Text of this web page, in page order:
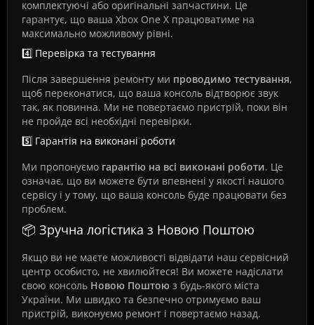
комплектуючі або оригінальні запчастини. Це
гарантує, що ваша Xbox One X працюватиме на
максимально можливому рівні.
4️⃣ Перевірка та тестування
Після завершення ремонту ми проводимо тестування,
щоб переконатися, що ваша консоль відтворює звук
так, як повинна. Ми не повертаємо пристрій, поки він
не пройде всі необхідні перевірки.
5️⃣ Гарантія на виконані роботи
Ми пропонуємо гарантію на всі виконані роботи. Це
означає, що ви можете бути впевнені у якості нашого
сервісу і у тому, що ваша консоль буде працювати без
проблем.
📦 Зручна логістика з Новою Поштою
Якщо ви не маєте можливості відвідати наш сервісний
центр особисто, не хвилюйтеся! Ви можете надіслати
свою консоль Новою Поштою з будь-якого міста
України. Ми швидко та безпечно отримуємо ваш
пристрій, виконуємо ремонт і повертаємо назад.